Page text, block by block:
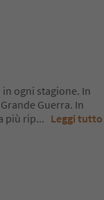
ogni stagione. In
Guerra. In
più rip... Leggi tutto